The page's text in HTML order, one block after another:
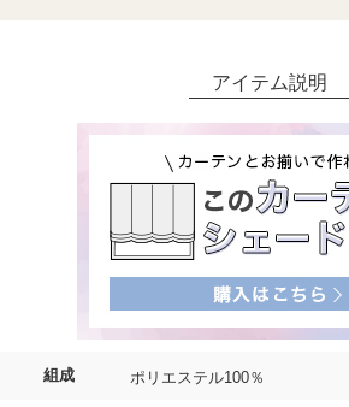
組成 ポリエステル100％